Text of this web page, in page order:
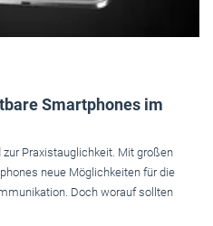
Smartphones im
Praxistaug­lichkeit. Mit großen
neue Möglichkeiten für die
Doch worauf sollten